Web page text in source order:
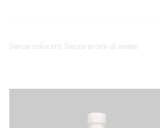
Senza coloranti Senza aromi di sintesi